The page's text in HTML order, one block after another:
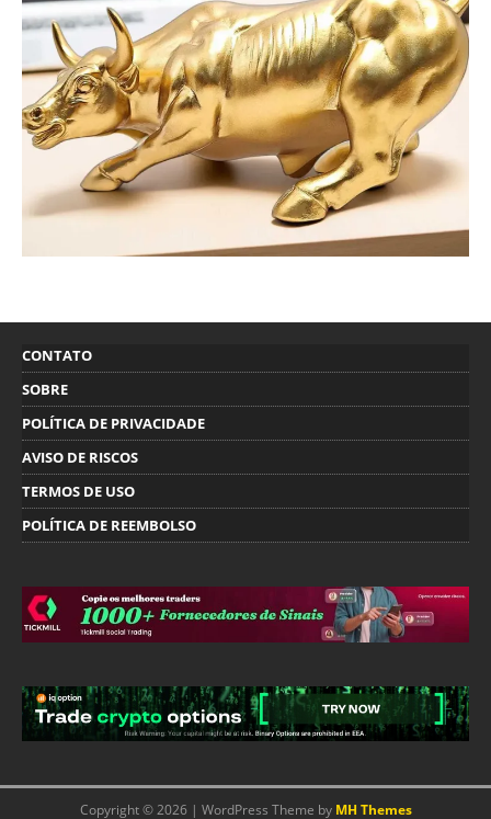
CONTATO
SOBRE
POLÍTICA DE PRIVACIDADE
AVISO DE RISCOS
TERMOS DE USO
POLÍTICA DE REEMBOLSO
Copyright © 2026 | WordPress Theme by MH Themes